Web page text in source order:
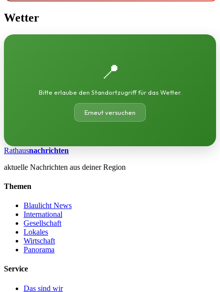
Wetter
📍
Bitte erlaube den Standortzugriff für das Wetter.
Erneut versuchen
Rathausnachrichten
aktuelle Nachrichten aus deiner Region
Themen
Blaulicht News
International
Gesellschaft
Lokales
Wirtschaft
Panorama
Service
Das sind wir